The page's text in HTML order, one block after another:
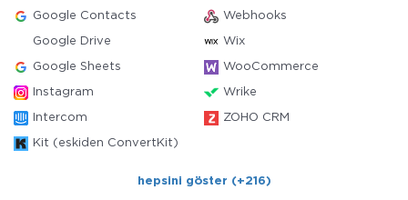
Google Contacts Webhooks
Google Drive Wix
Google Sheets WooCommerce
Instagram Wrike
Intercom ZOHO CRM
Kit (eskiden ConvertKit)
hepsini göster (+216)